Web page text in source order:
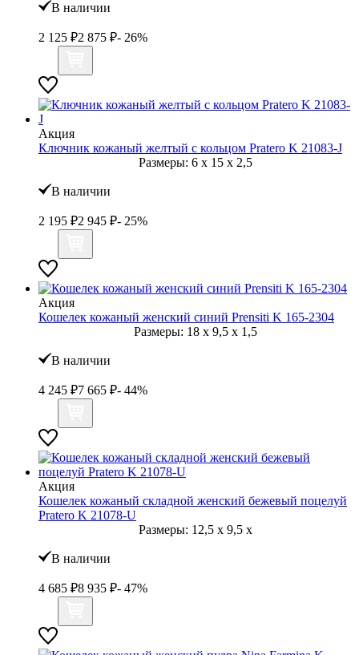
В наличии
2 125 ₽2 875 ₽- 26%
Акция
Ключник кожаный желтый с кольцом Pratero K 21083-J
Размеры: 6 x 15 x 2,5
В наличии
2 195 ₽2 945 ₽- 25%
Акция
Кошелек кожаный женский синий Prensiti K 165-2304
Размеры: 18 x 9,5 x 1,5
В наличии
4 245 ₽7 665 ₽- 44%
Акция
Кошелек кожаный складной женский бежевый поцелуй
Pratero K 21078-U
Размеры: 12,5 x 9,5 x
В наличии
4 685 ₽8 935 ₽- 47%